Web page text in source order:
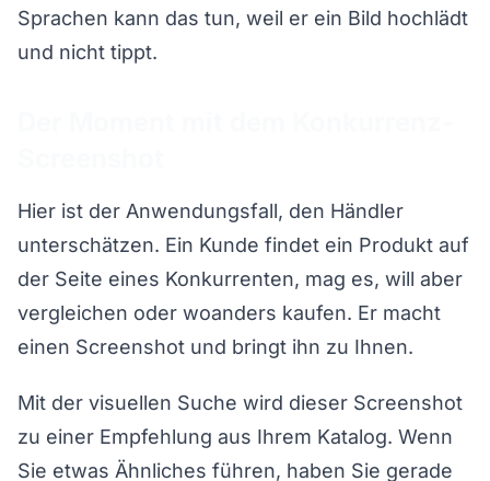
Sprachen kann das tun, weil er ein Bild hochlädt
und nicht tippt.
Hier ist der Anwendungsfall, den Händler
unterschätzen. Ein Kunde findet ein Produkt auf
der Seite eines Konkurrenten, mag es, will aber
vergleichen oder woanders kaufen. Er macht
einen Screenshot und bringt ihn zu Ihnen.
Mit der visuellen Suche wird dieser Screenshot
zu einer Empfehlung aus Ihrem Katalog. Wenn
Sie etwas Ähnliches führen, haben Sie gerade